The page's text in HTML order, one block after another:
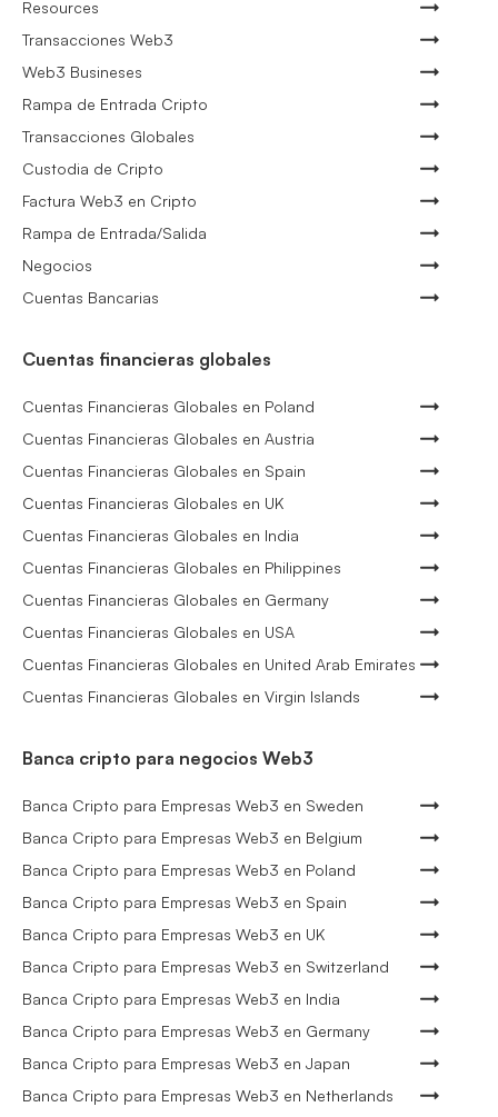
Resources
Transacciones Web3
Web3 Busineses
Rampa de Entrada Cripto
Transacciones Globales
Custodia de Cripto
Factura Web3 en Cripto
Rampa de Entrada/Salida
Negocios
Cuentas Bancarias
Cuentas financieras globales
Cuentas Financieras Globales en Poland
Cuentas Financieras Globales en Austria
Cuentas Financieras Globales en Spain
Cuentas Financieras Globales en UK
Cuentas Financieras Globales en India
Cuentas Financieras Globales en Philippines
Cuentas Financieras Globales en Germany
Cuentas Financieras Globales en USA
Cuentas Financieras Globales en United Arab Emirates
Cuentas Financieras Globales en Virgin Islands
Banca cripto para negocios Web3
Banca Cripto para Empresas Web3 en Sweden
Banca Cripto para Empresas Web3 en Belgium
Banca Cripto para Empresas Web3 en Poland
Banca Cripto para Empresas Web3 en Spain
Banca Cripto para Empresas Web3 en UK
Banca Cripto para Empresas Web3 en Switzerland
Banca Cripto para Empresas Web3 en India
Banca Cripto para Empresas Web3 en Germany
Banca Cripto para Empresas Web3 en Japan
Banca Cripto para Empresas Web3 en Netherlands